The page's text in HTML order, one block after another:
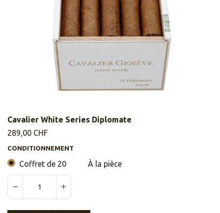
Cavalier White Series Diplomate
289,00 CHF
CONDITIONNEMENT
Coffret de 20 À la pièce